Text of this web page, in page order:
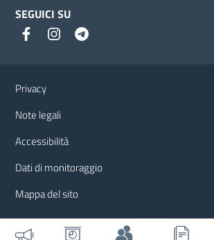
SEGUICI SU
Privacy
Note legali
Accessibilità
Dati di monitoraggio
Mappa del sito